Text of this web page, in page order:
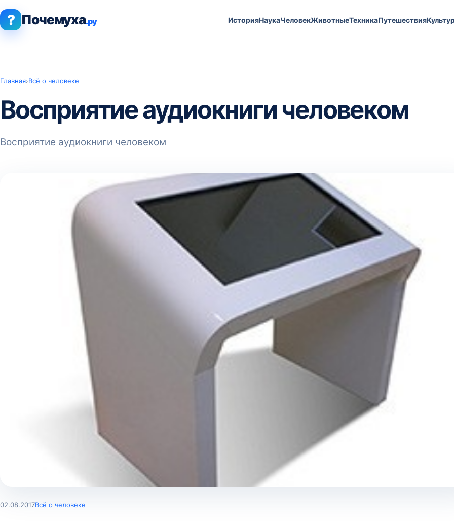
? Почемуха.ру ИсторияНаукаЧеловекЖивотныеТехникаПутешествия
Главная›Всё о человеке
Восприятие аудиокниги человеком
Восприятие аудиокниги человеком
02.08.2017Всё о человеке